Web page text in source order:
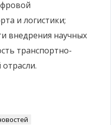
и логистики;
внедрения научных
транспортно-